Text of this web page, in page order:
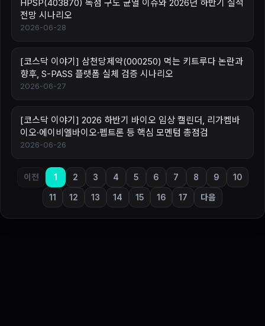
HPSP(403870) 독점 구도 균열 이슈와 2026년 하반기 실적
전망 시나리오
2026-06-28
[코스닥 이야기] 삼천당제약(000250) 먹는 키트루다 논란과
향후, S-PASS 플랫폼 실체 검증 시나리오
2026-06-27
[코스닥 이야기] 2026 하반기 바이오 임상 캘린더, 리가켐바
이오·에이비엘바이오·펩트론 등 핵심 모멘텀 총점검
2026-06-26
이전 1 2 3 4 5 6 7 8 9 10
11 12 13 14 15 16 17 다음